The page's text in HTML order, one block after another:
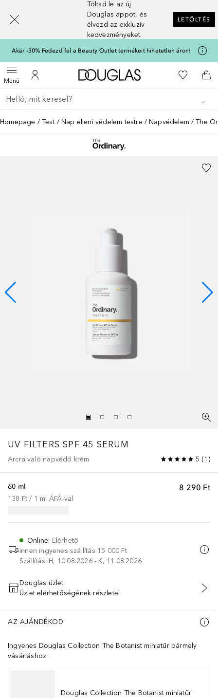
Töltsd le az új
Douglas appot, és
élvezd az exkluzív
kedvezményeket.
LETÖLTÉS
Akár -30% Fedezd fel a Beauty Outlet termékeit hihetetlen áron!
MenüMenü megnyitása
A fiókomhoz
A Douglas Főoldalra
A
Menj vissza
Keresés végrehajtása
Homepage Test Nap elleni védelem testre Napvédelem The
UV FILTERS SPF 45 SERUM
Arcra való napvédő krém 5 (1 )
8 290 Ft
60 ml
138 Ft / 1 ml ÁFÁ-val
Online: Elérhető
innen ingyenes szállítás 15 000 Ft
Szállítás: H, 10.08.2026 - K, 11.08.2026
KOSÁRBA HELYEZÉS
Douglas üzlet
Üzlet elérhetőségének részletei
AZ AJÁNDÉKOD
Ingyenes Douglas Collection The Botanist miniatűr bármely
vásárláshoz.
Douglas Collection The Botanist miniatűr
[navigation.slideout.screenreader]